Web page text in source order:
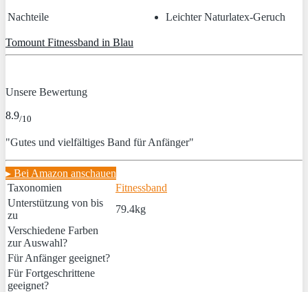
Nachteile Leichter Naturlatex-Geruch
Tomount Fitnessband in Blau
Unsere Bewertung
8.9/10
"Gutes und vielfältiges Band für Anfänger"
▸ Bei Amazon anschauen
Taxonomien
Fitnessband
Unterstützung von bis
zu
79.4kg
Verschiedene Farben
zur Auswahl?
Für Anfänger geeignet?
Für Fortgeschrittene
geeignet?